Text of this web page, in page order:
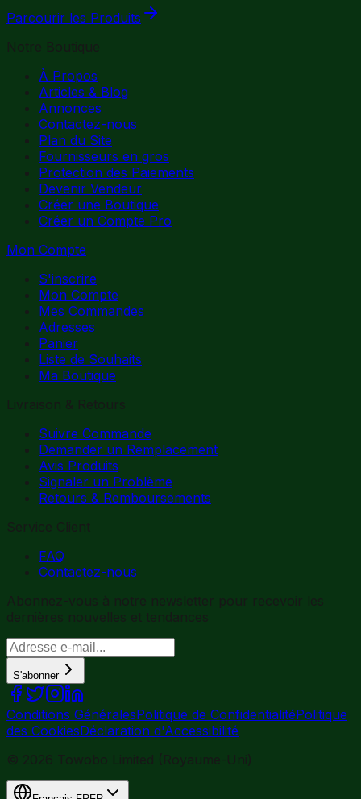
Parcourir les Produits
Notre Boutique
À Propos
Articles & Blog
Annonces
Contactez-nous
Plan du Site
Fournisseurs en gros
Protection des Paiements
Devenir Vendeur
Créer une Boutique
Créer un Compte Pro
Mon Compte
S'inscrire
Mon Compte
Mes Commandes
Adresses
Panier
Liste de Souhaits
Ma Boutique
Livraison & Retours
Suivre Commande
Demander un Remplacement
Avis Produits
Signaler un Problème
Retours & Remboursements
Service Client
FAQ
Contactez-nous
Abonnez-vous à notre newsletter pour recevoir les
dernières nouvelles et tendances
S'abonner
Conditions GénéralesPolitique de ConfidentialitéPolitique
des CookiesDéclaration d'Accessibilité
© 2026 Towobo Limited (Royaume-Uni)